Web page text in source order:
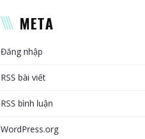
META
Đăng nhập
RSS bài viết
RSS bình luận
WordPress.org